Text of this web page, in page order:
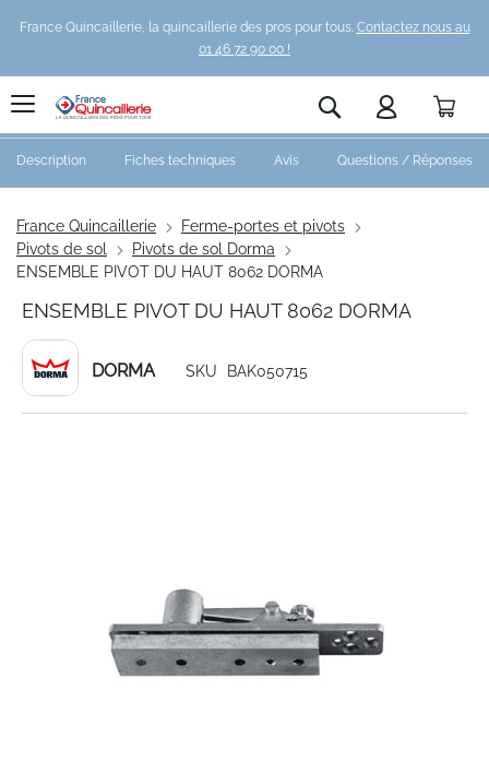
France Quincaillerie, la quincaillerie des pros pour tous. Contactez nous au
01 46 72 90 00 !
Rechercher
France Quincaillerie
Ferme-portes et pivots
Pivots de sol
Pivots de sol Dorma
ENSEMBLE PIVOT DU HAUT 8062 DORMA
ENSEMBLE PIVOT DU HAUT 8062 DORMA
DORMA SKU BAK050715
Description Fiches techniques Avis Questions / Réponses